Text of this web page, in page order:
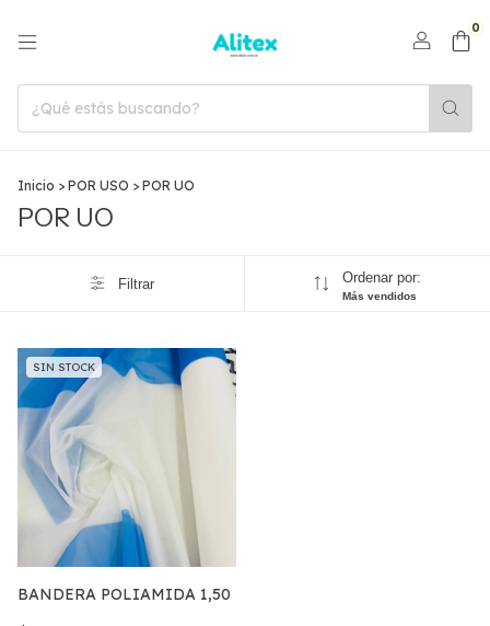
0
Inicio > POR USO > POR UO
POR UO
Filtrar Ordenar por:
Más vendidos
SIN STOCK
BANDERA POLIAMIDA 1,50